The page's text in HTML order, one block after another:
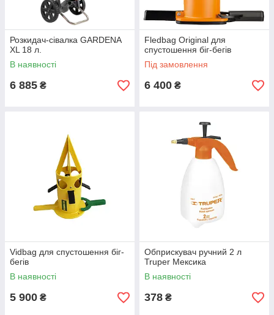
Розкидач-сівалка GARDENA
ХL 18 л.
В наявності
6 885 ₴
Fledbag Original для
спустошення біг-бегів
Під замовлення
6 400 ₴
Vidbag для спустошення біг-
бегів
В наявності
5 900 ₴
Обприскувач ручний 2 л
Truper Мексика
В наявності
378 ₴